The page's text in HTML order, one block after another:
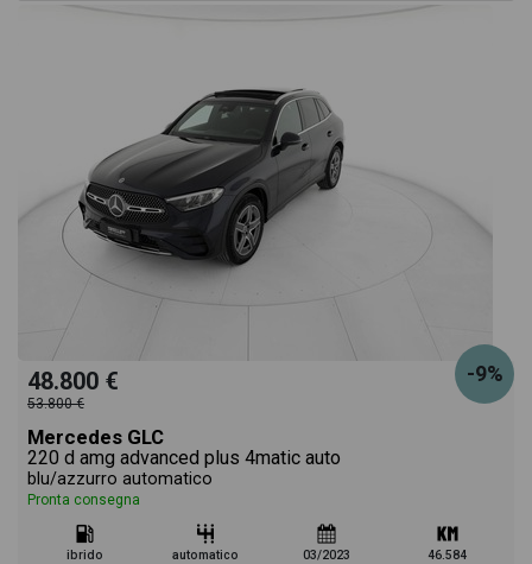
-9%
48.800 €
53.800 €
Mercedes GLC
220 d amg advanced plus 4matic auto
blu/azzurro automatico
Pronta consegna
ibrido automatico 03/2023 46.584